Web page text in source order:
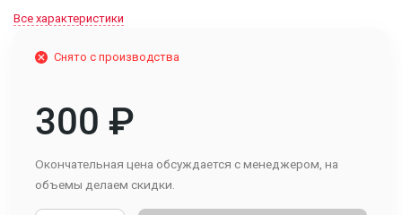
Все характеристики
Снято с производства
300 ₽
Окончательная цена обсуждается с менеджером, на
объемы делаем скидки.